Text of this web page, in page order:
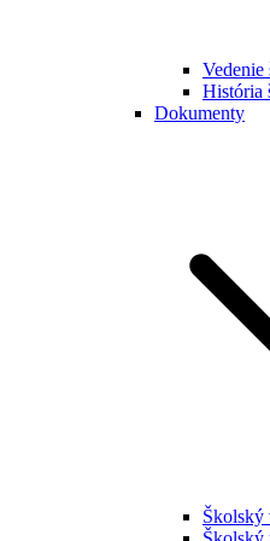
Vedenie
História
Dokumenty
Školský